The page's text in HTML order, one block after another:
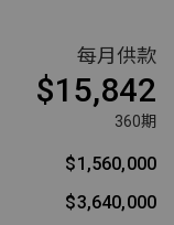
每月供款
$15,842
360期
$1,560,000
$3,640,000